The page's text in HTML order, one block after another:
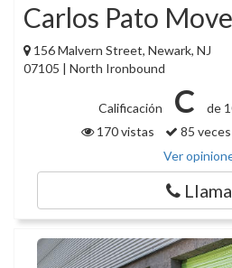
Carlos Pato
156 Malvern Street, Newark, NJ
07105 | North Ironbound
Calificación C
de
170 vistas
85
Ver